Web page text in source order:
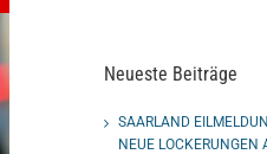
Neueste Beiträge
SAARLAND
NEUE LOCKERUNGEN